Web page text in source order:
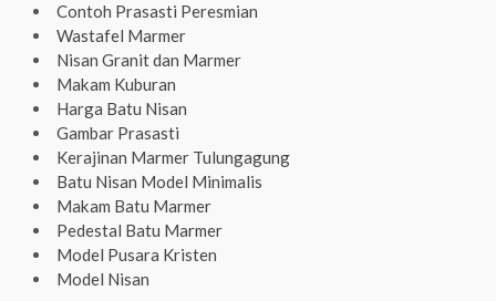
Contoh Prasasti Peresmian
Wastafel Marmer
Nisan Granit dan Marmer
Makam Kuburan
Harga Batu Nisan
Gambar Prasasti
Kerajinan Marmer Tulungagung
Batu Nisan Model Minimalis
Makam Batu Marmer
Pedestal Batu Marmer
Model Pusara Kristen
Model Nisan